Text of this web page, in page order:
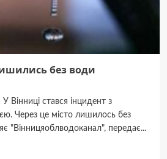
без води
Вінниці стався інцидент з
Через це місто лишилось без
"Вінницяоблводоканал", передає...